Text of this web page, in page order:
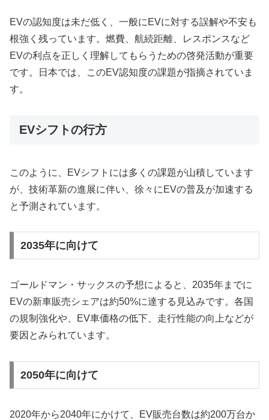
EVの認知度は未だ低く、一般にEVに対する誤解や不安も
根強く残っています。燃費、航続距離、レスポンスなど
EVの利点を正しく理解してもらうための啓発活動が重要
です。日本では、このEV認知度の課題が指摘されていま
す。
EVシフトの行方
このように、EVシフトには多くの課題が山積しています
が、技術革新の進展に伴い、徐々にEVの普及が加速する
と予測されています。
2035年に向けて
ゴールドマン・サックスの予想によると、2035年までに
EVの新車販売シェアは約50%に達する見込みです。各国
の規制強化や、EV車価格の低下、走行性能の向上などが
要因とみられています。
2050年に向けて
2020年から2040年にかけて、EV販売台数は約200万台か